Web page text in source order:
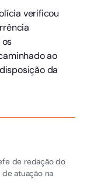
verificou
ao
da
de redação do
atuação na